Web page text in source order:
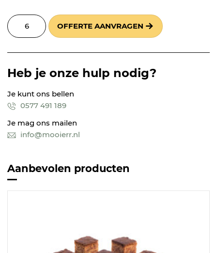
OFFERTE AANVRAGEN
Heb je onze hulp nodig?
Je kunt ons bellen
0577 491 189
Je mag ons mailen
info@mooierr.nl
Aanbevolen producten